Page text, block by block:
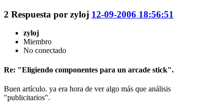
2 Respuesta por zyloj 12-09-2006 18:56:51
zyloj
Miembro
No conectado
Re: "Eligiendo componentes para un arcade stick".
Buen artículo. ya era hora de ver algo más que análisis
"publicitarios".